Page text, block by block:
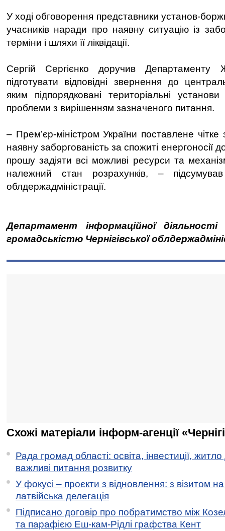
У ході обговорення представники установ-
учасників наради про наявну ситуацію із
терміни і шляхи її ліквідації.
Сергій Сергієнко доручив
підготувати відповідні звернення до
яким підпорядковані територіальні
проблеми з вирішенням зазначеного питання.
– Прем’єр-міністром України поставлене
наявну заборгованість за спожиті енергоносії
прошу задіяти всі можливі ресурси та
належний стан розрахунків, –
облдержадміністрації.
Департамент інформаційної
громадськістю Чернігівської
Схожі матеріали інформ-агенції
Рада громад області: освіта, інвестиції,
важливі питання розвитку
У фокусі – проєкти з відновлення: з візитом
латвійська делегація
Підписано договір про побратимство між
та парафією Еш-кам-Рідлі графства Кент